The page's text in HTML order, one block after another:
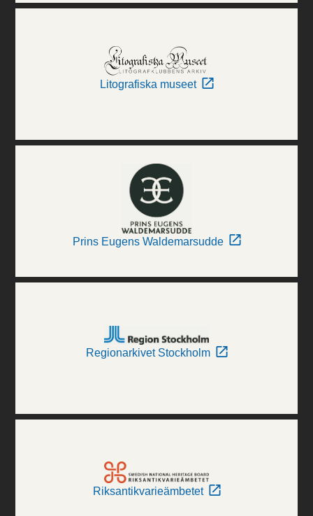
Litografiska museet
Prins Eugens Waldemarsudde
Regionarkivet Stockholm
Riksantikvarieämbetet